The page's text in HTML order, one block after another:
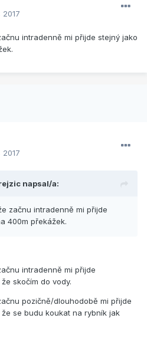
2017
intradenně mi přijde stejný jako
2017
napsal/a:
začnu intradenně mi přijde
400m překážek.
intradenně mi přijde
skočím do vody.
pozičně/dlouhodobě mi přijde
se budu koukat na rybník jak